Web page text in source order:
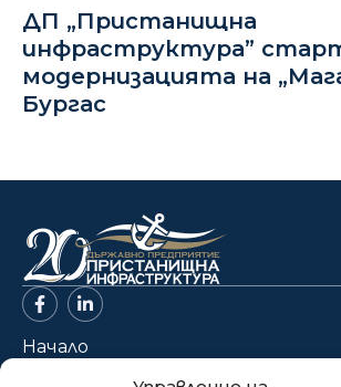
ДП „Пристанищна
инфраструктура”
модернизацията на
Бургас
Начало